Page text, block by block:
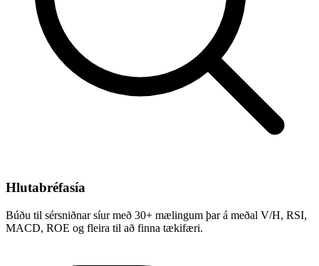
Hlutabréfasía
Búðu til sérsniðnar síur með 30+ mælingum þar á meðal V/H, RSI,
MACD, ROE og fleira til að finna tækifæri.